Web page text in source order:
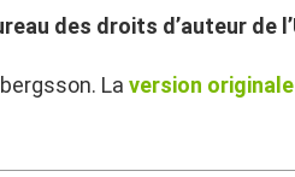
des droits d’auteur de
La version